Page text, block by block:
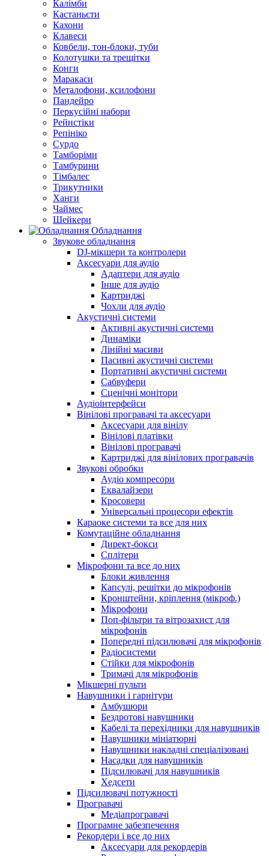
Калімби
Кастаньєти
Кахони
Клавеси
Ковбели, тон-блоки, туби
Колотушки та трещітки
Конги
Маракаси
Металофони, ксилофони
Пандейро
Перкусійні набори
Рейнстіки
Репініко
Сурдо
Тамборіми
Тамбурини
Тімбалес
Трикутники
Ханги
Чаймес
Шейкери
Обладнання
Звукове обладнання
DJ-мікшери та контролери
Аксесуари для аудіо
Адаптери для аудіо
Інше для аудіо
Картриджі
Чохли для аудіо
Акустичні системи
Активні акустичні системи
Динаміки
Лінійні масиви
Пасивні акустичні системи
Портативні акустичні системи
Сабвуфери
Сценічні монітори
Аудіоінтерфейси
Вінілові програвачі та аксесуари
Аксесуари для вінілу
Вінілові платівки
Вінілові програвачі
Картриджі для вінілових програвачів
Звукові обробки
Аудіо компресори
Еквалайзери
Кросовери
Універсальні процесори ефектів
Караоке системи та все для них
Комутаційне обладнання
Директ-бокси
Сплітери
Мікрофони та все до них
Блоки живлення
Капсулі, решітки до мікрофонів
Кронштейни, кріплення (мікроф.)
Мікрофони
Поп-фільтри та вітрозахист для
мікрофонів
Попередні підсилювачі для мікрофонів
Радіосистеми
Стійки для мікрофонів
Тримачі для мікрофонів
Мікшерні пульти
Навушники і гарнітури
Амбушюри
Бездротові навушники
Кабелі та перехідники для навушників
Навушники мініатюрні
Навушники накладні спеціалізовані
Насадки для навушників
Підсилювачі для навушників
Хедсети
Підсилювачі потужності
Програвачі
Медіапрогравачі
Програмне забезпечення
Рекордери і все до них
Аксесуари для рекордерів